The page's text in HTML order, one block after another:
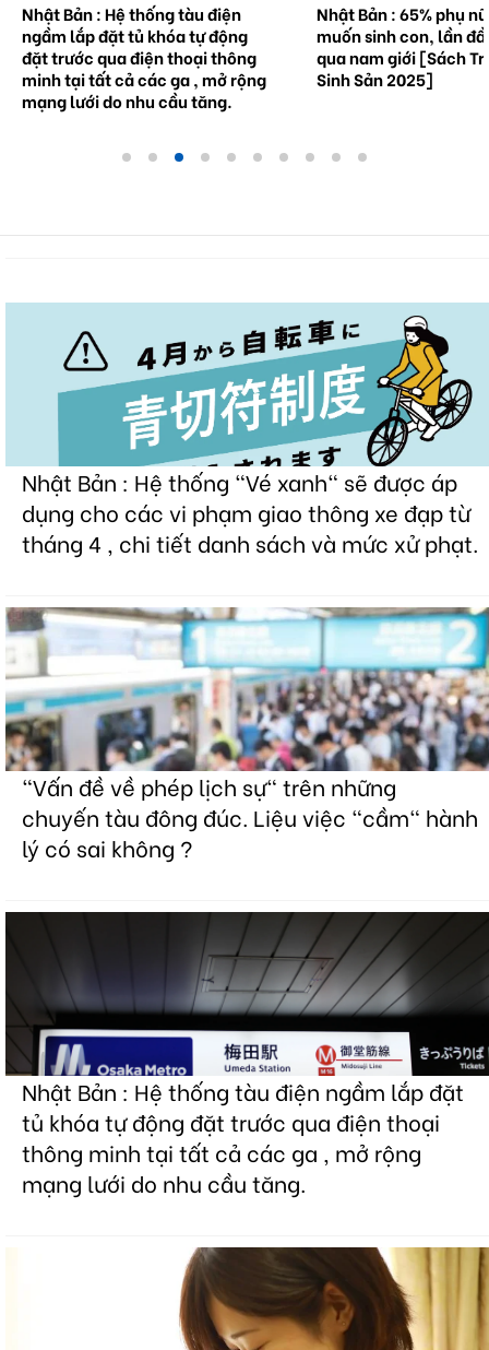
Nhật Bản : Hệ thống tàu điện
ngầm lắp đặt tủ khóa tự động
đặt trước qua điện thoại thông
minh tại tất cả các ga , mở rộng
mạng lưới do nhu cầu tăng.
Nhật Bản : 65% phụ
muốn sinh con, lần
qua nam giới [Sách
Sinh Sản 2025]
Nhật Bản : Hệ thống "Vé xanh" sẽ được áp
dụng cho các vi phạm giao thông xe đạp từ
tháng 4 , chi tiết danh sách và mức xử phạt.
"Vấn đề về phép lịch sự" trên những
chuyến tàu đông đúc. Liệu việc "cầm" hành
lý có sai không ?
Nhật Bản : Hệ thống tàu điện ngầm lắp đặt
tủ khóa tự động đặt trước qua điện thoại
thông minh tại tất cả các ga , mở rộng
mạng lưới do nhu cầu tăng.